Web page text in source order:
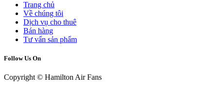
Trang chủ
Về chúng tôi
Dịch vụ cho thuê
Bán hàng
Tư vấn sản phẩm
Follow Us On
Copyright © Hamilton Air Fans